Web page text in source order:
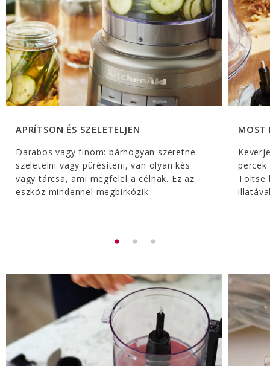
APRÍTSON ÉS SZELETELJEN
Darabos vagy finom: bárhogyan szeretne
szeletelni vagy pürésíteni, van olyan kés
vagy tárcsa, ami megfelel a célnak. Ez az
eszköz mindennel megbirkózik.
MOST
Töltse